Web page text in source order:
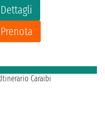
Dettagli
Prenota